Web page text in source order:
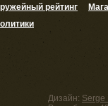
рейтинг
Дизайн: Serge